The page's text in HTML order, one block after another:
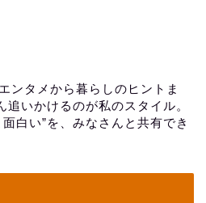
ンタメから暮らしのヒントま
追いかけるのが私のスタイル。
白い”を、みなさんと共有でき